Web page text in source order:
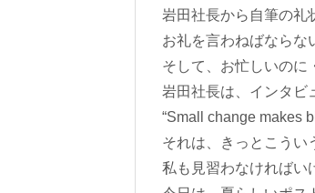
岩田社長から自筆の礼
お礼を言わねばならな
そして、お忙しいのに
岩田社長は、インタビ
“Small change makes
それは、きっとこうい
私も見習わなければい